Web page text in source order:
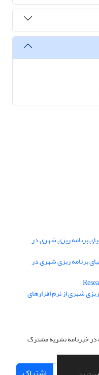
برنامه ریزی شهری در
برنامه ریزی شهری در
شهری از نرم افزارهای
در خبرنامه نشریه مشترک